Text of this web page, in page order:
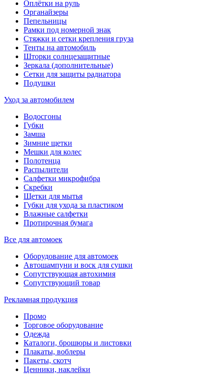
Оплётки на руль
Органайзеры
Пепельницы
Рамки под номерной знак
Стяжки и сетки крепления груза
Тенты на автомобиль
Шторки солнцезащитные
Зеркала (дополнительные)
Сетки для защиты радиатора
Подушки
Уход за автомобилем
Водосгоны
Губки
Замша
Зимние щетки
Мешки для колес
Полотенца
Распылители
Салфетки микрофибра
Скребки
Щетки для мытья
Губки для ухода за пластиком
Влажные салфетки
Протирочная бумага
Все для автомоек
Оборудование для автомоек
Автошампуни и воск для сушки
Сопутствующая автохимия
Сопутствующий товар
Рекламная продукция
Промо
Торговое оборудование
Одежда
Каталоги, брошюры и листовки
Плакаты, воблеры
Пакеты, скотч
Ценники, наклейки